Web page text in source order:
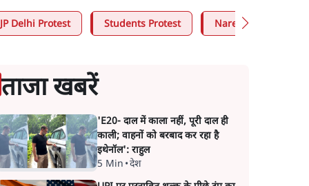
Delhi Protest Students Protest Narendra Modi
ताजा खबरें
'E20- दाल में काला नहीं, पूरी दाल ही
काली; वाहनों को बरबाद कर रहा है
इथेनॉल': राहुल
5 Min •देश